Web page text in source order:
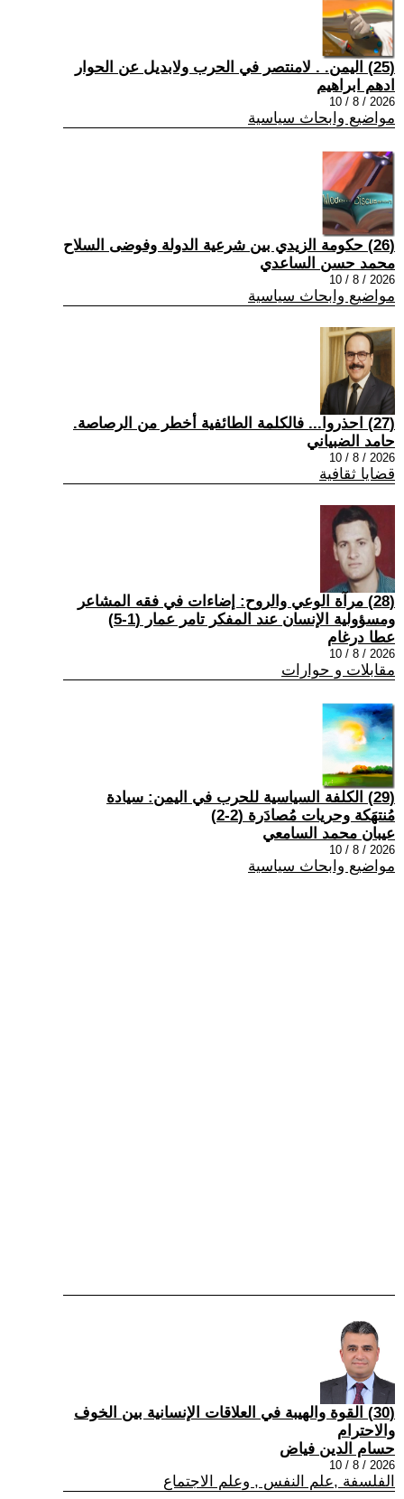
(25) اليمن. . لامنتصر في الحرب ولابديل عن الحوار
ادهم ابراهيم
2026 / 8 / 10
مواضيع وابحاث سياسية
(26) حكومة الزيدي بين شرعية الدولة وفوضى السلاح
محمد حسن الساعدي
2026 / 8 / 10
مواضيع وابحاث سياسية
(27) احذروا... فالكلمة الطائفية أخطر من الرصاصة.
حامد الضبياني
2026 / 8 / 10
قضايا ثقافية
(28) مرآة الوعي والروح: إضاءات في فقه المشاعر
ومسؤولية الإنسان عند المفكر تامر عمار (1-5)
عطا درغام
2026 / 8 / 10
مقابلات و حوارات
(29) الكلفة السياسية للحرب في اليمن: سيادة
مُنتهَكة وحريات مُصادَرة (2-2)
عيبان محمد السامعي
2026 / 8 / 10
مواضيع وابحاث سياسية
(30) القوة والهيبة في العلاقات الإنسانية بين الخوف
والاحترام
حسام الدين فياض
2026 / 8 / 10
الفلسفة ,علم النفس , وعلم الاجتماع